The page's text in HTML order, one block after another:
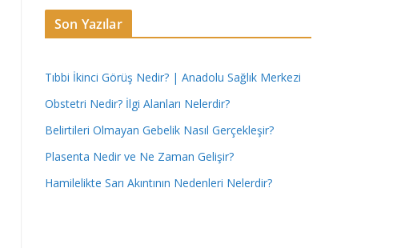
Son Yazılar
Tıbbi İkinci Görüş Nedir? | Anadolu Sağlık Merkezi
Obstetri Nedir? İlgi Alanları Nelerdir?
Belirtileri Olmayan Gebelik Nasıl Gerçekleşir?
Plasenta Nedir ve Ne Zaman Gelişir?
Hamilelikte Sarı Akıntının Nedenleri Nelerdir?